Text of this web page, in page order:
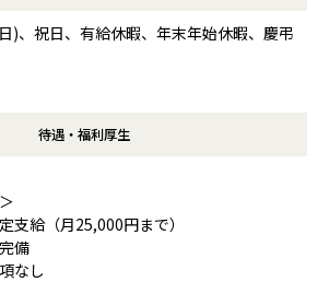
)、祝日、有給休暇、年末年始休暇、慶弔
待遇・福利厚生
支給（月25,000円まで）
備
なし